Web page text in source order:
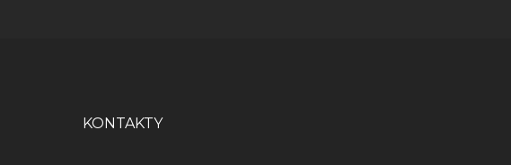
KONTAKTY